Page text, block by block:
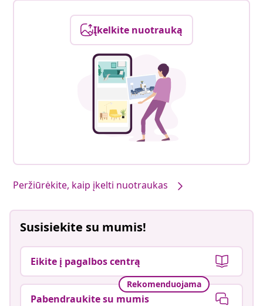
Įkelkite nuotrauką
Peržiūrėkite, kaip įkelti nuotraukas
Susisiekite su mumis!
Eikite į pagalbos centrą
Rekomenduojama
Pabendraukite su mumis